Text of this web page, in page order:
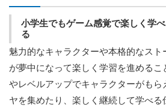
小学生でもゲーム感覚で楽しく学
る
魅力的なキャラクターや本格的なスト
が夢中になって楽しく学習を進めるこ
やレベルアップでキャラクターがもら
ヤを集めたり、楽しく継続して学べる